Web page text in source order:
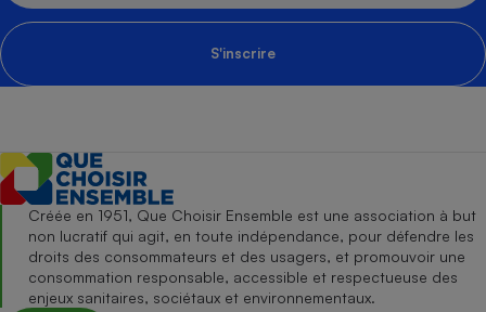
S'inscrire
Créée en 1951, Que Choisir Ensemble est une association à but
non lucratif qui agit, en toute indépendance, pour défendre les
droits des consommateurs et des usagers, et promouvoir une
consommation responsable, accessible et respectueuse des
enjeux sanitaires, sociétaux et environnementaux.